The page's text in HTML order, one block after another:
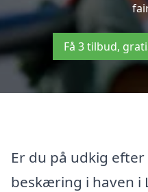
Få 3 tilbud,
Er du på udkig
beskæring i haven i